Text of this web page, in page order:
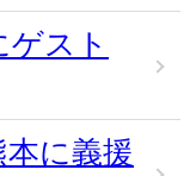
スト
に義援